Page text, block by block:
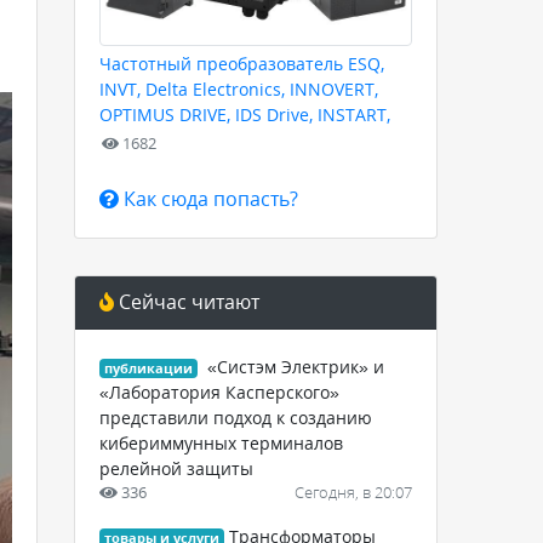
Частотный преобразователь ESQ,
INVT, Delta Electronics, INNOVERT,
OPTIMUS DRIVE, IDS Drive, INSTART,
HYUNDAI для любых задач
1682
Как сюда попасть?
Сейчас читают
публикации
«Систэм Электрик» и
«Лаборатория Касперского»
представили подход к созданию
кибериммунных терминалов
релейной защиты
336 Сегодня, в 20:07
товары и услуги Трансформаторы